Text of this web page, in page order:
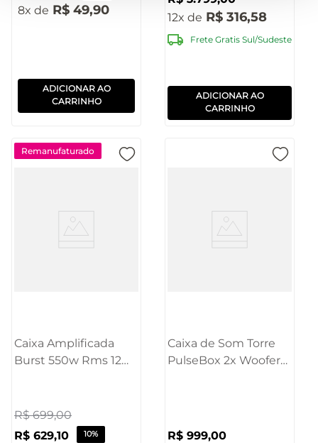
8 R$ 49,90
ADICIONAR AO
CARRINHO
12
R$ 316,58
Frete Gratis Sul/Sudeste
ADICIONAR AO
CARRINHO
Remanufaturado
Caixa Amplificada
Burst 550w Rms 12
[Reembalado]
R$ 699,00
R$ 629,10 10%
Caixa de Som Torre
PulseBox 2x Woofers
R$ 999,00